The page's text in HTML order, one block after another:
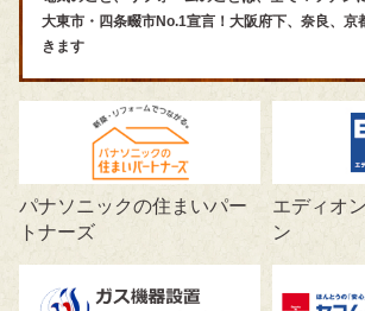
大東市・四条畷市No.1宣言！大阪府下、奈良、京
きます
パナソニックの住まいパー
トナーズ
エディオ
ン